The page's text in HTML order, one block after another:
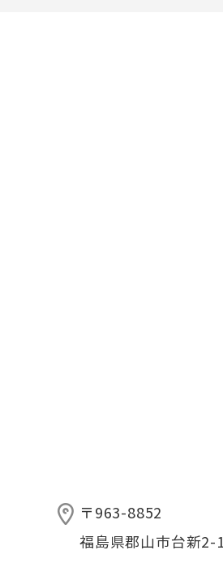
〒963-8852
福島県郡山市台新2-